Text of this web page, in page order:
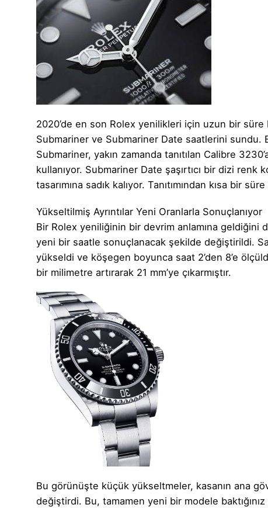
2020’de en son Rolex yenilikleri için uzun bir
Submariner ve Submariner Date saatlerini sundu.
Submariner, yakın zamanda tanıtılan Calibre
kullanıyor. Submariner Date şaşırtıcı bir dizi
tasarımına sadık kalıyor. Tanıtımından kısa bir
Yükseltilmiş Ayrıntılar Yeni Oranlarla Sonuçlanıyor
Bir Rolex yeniliğinin bir devrim anlamına geldiğini
yeni bir saatle sonuçlanacak şekilde değiştirildi.
yükseldi ve köşegen boyunca saat 2’den 8’e
bir milimetre artırarak 21 mm’ye çıkarmıştır.
Bu görünüşte küçük yükseltmeler, kasanın ana
değiştirdi. Bu, tamamen yeni bir modele